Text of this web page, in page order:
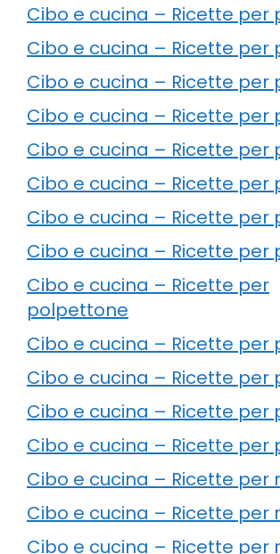
Cibo e cucina – Ricette per
Cibo e cucina – Ricette per
Cibo e cucina – Ricette per
Cibo e cucina – Ricette per
Cibo e cucina – Ricette per
Cibo e cucina – Ricette per
Cibo e cucina – Ricette per
Cibo e cucina – Ricette per
Cibo e cucina – Ricette per
polpettone
Cibo e cucina – Ricette per
Cibo e cucina – Ricette per
Cibo e cucina – Ricette per
Cibo e cucina – Ricette per
Cibo e cucina – Ricette per
Cibo e cucina – Ricette per
Cibo e cucina – Ricette per